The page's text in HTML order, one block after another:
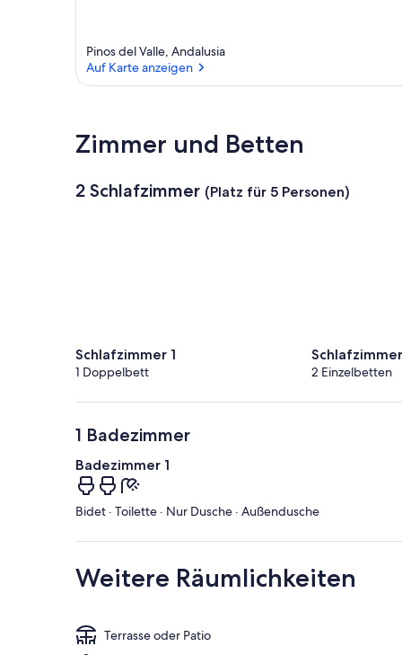
Pinos del Valle, Andalusia
Auf Karte anzeigen
Zimmer und Betten
2 Schlafzimmer (Platz für 5 Personen)
Schlafzimmer 1
1 Doppelbett 2 Einzelbetten
1 Badezimmer
Badezimmer 1
Bidet · Toilette · Nur Dusche · Außendusche
Weitere Räumlichkeiten
Terrasse oder Patio